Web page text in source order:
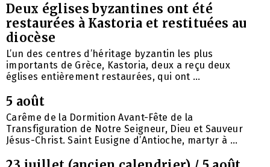
Deux églises byzantines ont été
restaurées à Kastoria et restituées au
diocèse
L’un des centres d’héritage byzantin les plus
importants de Grèce, Kastoria, deux a reçu deux
églises entièrement restaurées, qui ont ...
5 août
Carême de la Dormition Avant-Fête de la
Transfiguration de Notre Seigneur, Dieu et Sauveur
Jésus-Christ. Saint Eusigne d’Antioche, martyr à ...